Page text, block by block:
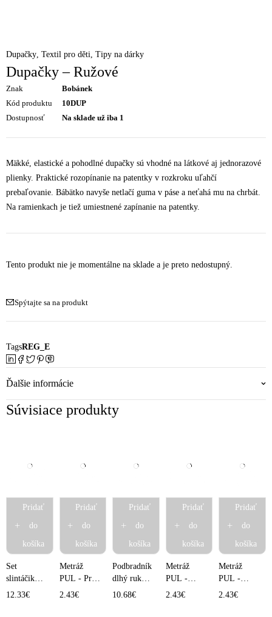
Dupačky Textil pro děti Tipy na dárky
Dupačky – Ružové
Znak
Bobánek
Kód produktu
10DUP
Dostupnosť
Na sklade už iba 1
Mäkké, elastické a pohodlné dupačky sú vhodné na látkové aj jednorazové
plienky. Praktické rozopínanie na patentky v rozkroku uľahčí
prebaľovanie. Bábätko navyše netlačí guma v páse a neťahá mu na chrbát.
Na ramienkach je tiež umiestnené zapínanie na patentky.
Tento produkt nie je momentálne na sklade a je preto nedostupný.
Spýtajte sa na produkt
TagsREG_E
Ďalšie informácie
Súvisiace produkty
Pridať
do
košíka
Set
slintáčikov
4 ks -
12.33€
Pridať
do
košíka
Metráž
PUL - Pri
mori
2.43€
Pridať
do
košíka
Podbradník
dlhý rukáv
- Tulipány
10.68€
Pridať
do
košíka
Metráž
PUL -
Autíčko
2.43€
Pridať
do
košíka
Metráž
PUL -
Líščí les
2.43€